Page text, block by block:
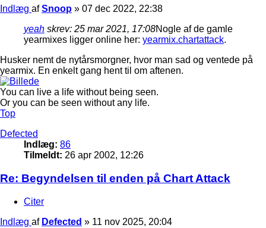
Indlæg afSnoop » 07 dec 2022, 22:38
yeah skrev: 25 mar 2021, 17:08Nogle af de gamle
yearmixes ligger online her: yearmix.chartattack.
Husker nemt de nytårsmorgner, hvor man sad og ventede på
yearmix. En enkelt gang hent til om aftenen.
You can live a life without being seen.
Or you can be seen without any life.
Top
Defected
Indlæg: 86
Tilmeldt: 26 apr 2002, 12:26
Re: Begyndelsen til enden på Chart Attack
Citer
Indlæg af Defected » 11 nov 2025, 20:04